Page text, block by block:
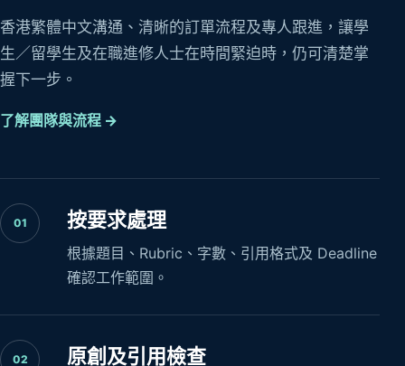
香港繁體中文溝通、清晰的訂單流程及專人跟進，讓學
生／留學生及在職進修人士在時間緊迫時，仍可清楚掌
握下一步。
了解團隊與流程 →
01 按要求處理
根據題目、Rubric、字數、引用格式及 Deadline
確認工作範圍。
02 原創及引用檢查